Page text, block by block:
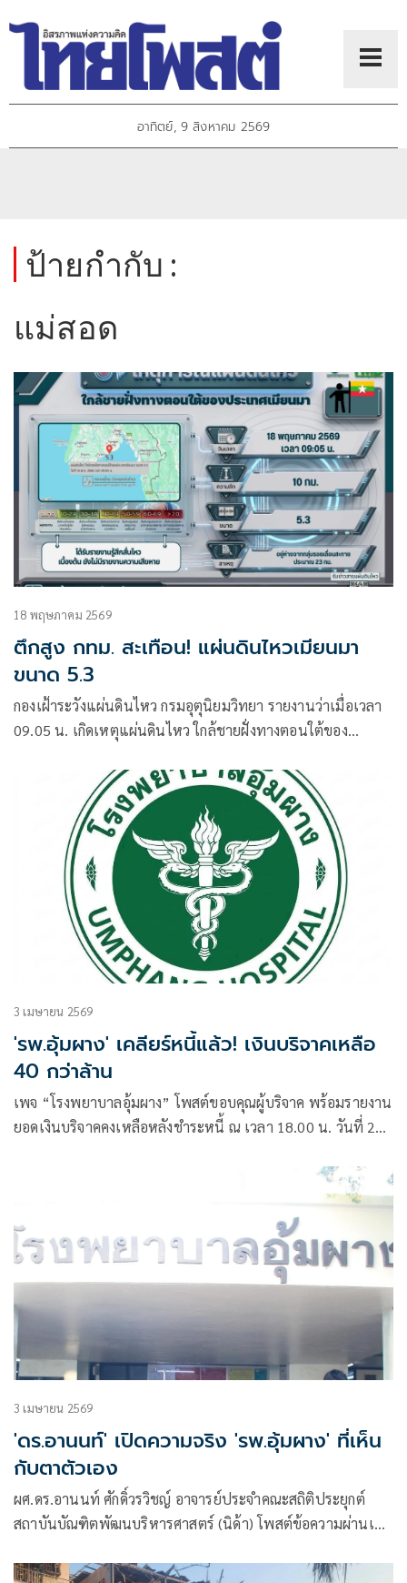
อาทิตย์, 9 สิงหาคม 2569
ป้ายกำกับ :
แม่สอด
18 พฤษภาคม 2569
ตึกสูง กทม. สะเทือน! แผ่นดินไหวเมียนมา
ขนาด 5.3
กองเฝ้าระวังแผ่นดินไหว กรมอุตุนิยมวิทยา รายงานว่าเมื่อเวลา
09.05 น. เกิดเหตุแผ่นดินไหว ใกล้ชายฝั่งทางตอนใต้ของ
ห่างจากกลุ่มรอยเลื่อนสะกาย
3 เมษายน 2569
'รพ.อุ้มผาง' เคลียร์หนี้แล้ว! เงินบริจาคเหลือ
40 กว่าล้าน
เพจ “โรงพยาบาลอุ้มผาง” โพสต์ขอบคุณผู้บริจาค พร้อมรายงาน
ยอดเงินบริจาคคงเหลือหลังชำระหนี้ ณ เวลา 18.00 น. วันที่ 2
3 เมษายน 2569
'ดร.อานนท์' เปิดความจริง 'รพ.อุ้มผาง' ที่เห็น
กับตาตัวเอง
ผศ.ดร.อานนท์ ศักดิ์วรวิชญ์ อาจารย์ประจำคณะสถิติประยุกต์
สถาบันบัณฑิตพัฒนบริหารศาสตร์ (นิด้า) โพสต์ข้อความผ่านเฟ
พยาบาลอุ้มผาง รักษาพี่น้องชาวพม่าเยอะมาก